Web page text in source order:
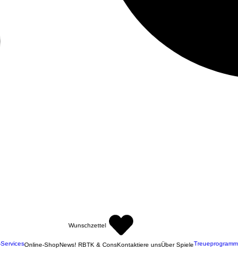
Wunschzettel
Online-ShopNews! RBTK & ConsKontaktiere unsÜber SpieleTreueprogramm